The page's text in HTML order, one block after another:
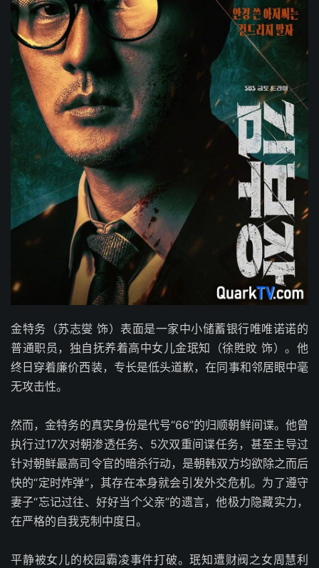
金特务（苏志燮 饰）表面是一家中小储蓄银行唯唯诺诺的
普通职员，独自抚养着高中女儿金珉知（徐貹旼 饰）。他
终日穿着廉价西装，专长是低头道歉，在同事和邻居眼中毫
无攻击性。
然而，金特务的真实身份是代号“66”的归顺朝鲜间谍。他曾
执行过17次对朝渗透任务、5次双重间谍任务，甚至主导过
针对朝鲜最高司令官的暗杀行动，是朝韩双方均欲除之而后
快的“定时炸弹”，其存在本身就会引发外交危机。为了遵守
妻子“忘记过往、好好当个父亲”的遗言，他极力隐藏实力，
在严格的自我克制中度日。
平静被女儿的校园霸凌事件打破。珉知遭财阀之女周慧利